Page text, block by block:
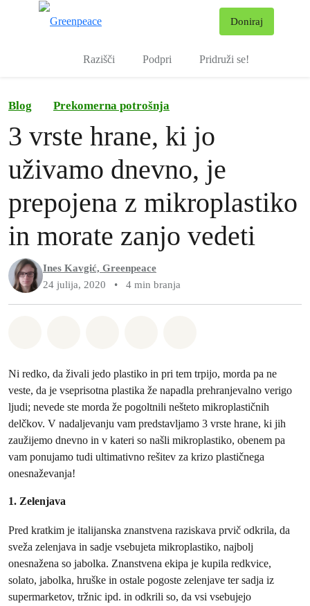
Doniraj
Razišči Podpri Pridruži se!
Blog Prekomerna potrošnja
3 vrste hrane, ki jo
uživamo dnevno, je
prepojena z mikroplastiko
in morate zanjo vedeti
Ines Kavgić, Greenpeace
24 julija, 2020
• 4 min branja
Ni redko, da živali jedo plastiko in pri tem trpijo, morda pa ne
veste, da je vseprisotna plastika že napadla prehranjevalno verigo
ljudi; nevede ste morda že pogoltnili nešteto mikroplastičnih
delčkov. V nadaljevanju vam predstavljamo 3 vrste hrane, ki jih
zaužijemo dnevno in v kateri so našli mikroplastiko, obenem pa
vam ponujamo tudi ultimativno rešitev za krizo plastičnega
onesnaževanja!
1. Zelenjava
Pred kratkim je italijanska znanstvena raziskava prvič odkrila, da
sveža zelenjava in sadje vsebujeta mikroplastiko, najbolj
onesnažena so jabolka. Znanstvena ekipa je kupila redkvice,
solato, jabolka, hruške in ostale pogoste zelenjave ter sadja iz
supermarketov, tržnic ipd. in odkrili so, da vsi vsebujejo